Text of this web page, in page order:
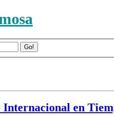
en